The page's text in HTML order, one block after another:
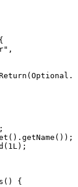
,
( Optional .
;
. getName()) ;
( 1L);
() {